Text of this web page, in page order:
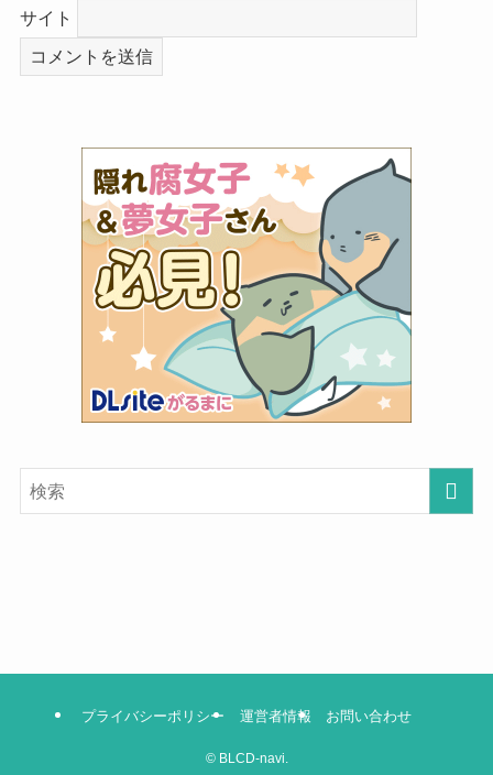
サイト
プライバシーポリシー 運営者情報 お問い合わせ
©BLCD-navi.